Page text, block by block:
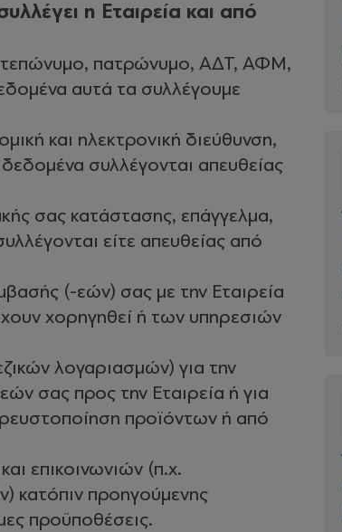
η Εταιρεία και από
πατρώνυμο, ΑΔΤ, ΑΦΜ,
αυτά τα συλλέγουμε
και ηλεκτρονική διεύθυνση,
συλλέγονται απευθείας
σας κατάστασης, επάγγελμα,
είτε απευθείας από
(-εών) σας με την Εταιρεία
χορηγηθεί ή των υπηρεσιών
λογαριασμών) για την
σας προς την Εταιρεία ή για
προϊόντων ή από
επικοινωνιών (π.χ.
κατόπιν προηγούμενης
προϋποθέσεις.